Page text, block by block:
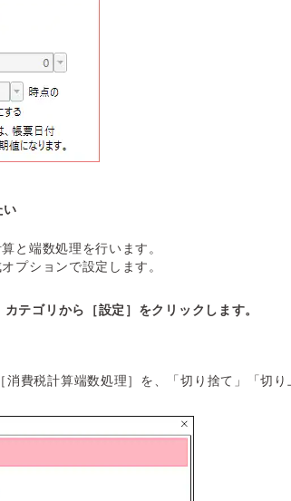
い
と端数処理を行います。
プションで設定します。
テゴリから［設定］をクリックします。
消費税計算端数処理］を、「切り捨て」「切り